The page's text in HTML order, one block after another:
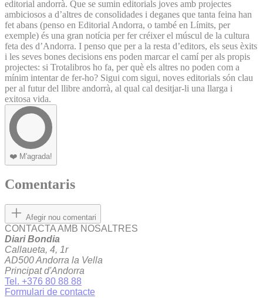
editorial andorrà. Que se sumin editorials joves amb projectes
ambiciosos a d’altres de consolidades i deganes que tanta feina han
fet abans (penso en Editorial Andorra, o també en Límits, per
exemple) és una gran notícia per fer créixer el múscul de la cultura
feta des d’Andorra. I penso que per a la resta d’editors, els seus èxits
i les seves bones decisions ens poden marcar el camí per als propis
projectes: si Trotalibros ho fa, per què els altres no poden com a
mínim intentar de fer-ho? Sigui com sigui, noves editorials són clau
per al futur del llibre andorrà, al qual cal desitjar-li una llarga i
exitosa vida.
❤️ M'agrada!
Comentaris
Afegir nou comentari
CONTACTA AMB NOSALTRES
Diari Bondia
Callaueta, 4, 1r
AD500 Andorra la Vella
Principat d'Andorra
Tel. +376 80 88 88
Formulari de contacte